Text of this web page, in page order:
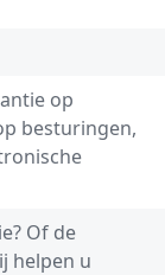
op
besturingen,
Of de
helpen u